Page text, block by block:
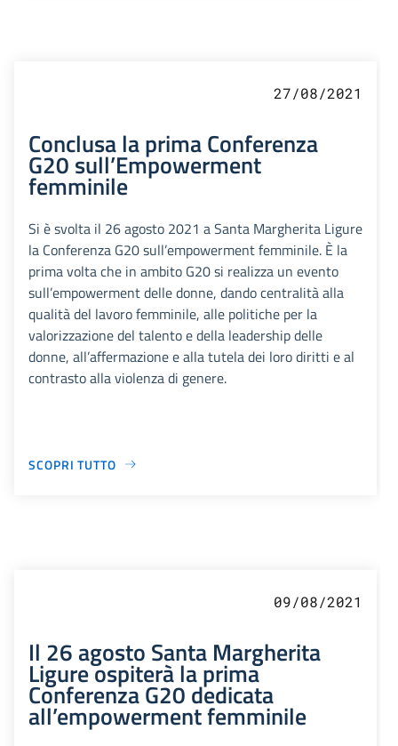
27/08/2021
Conclusa la prima Conferenza
G20 sull’Empowerment
femminile
Si è svolta il 26 agosto 2021 a Santa Margherita Ligure
la Conferenza G20 sull’empowerment femminile. È la
prima volta che in ambito G20 si realizza un evento
sull’empowerment delle donne, dando centralità alla
qualità del lavoro femminile, alle politiche per la
valorizzazione del talento e della leadership delle
donne, all’affermazione e alla tutela dei loro diritti e al
contrasto alla violenza di genere.
SCOPRI TUTTO
09/08/2021
Il 26 agosto Santa Margherita
Ligure ospiterà la prima
Conferenza G20 dedicata
all’empowerment femminile